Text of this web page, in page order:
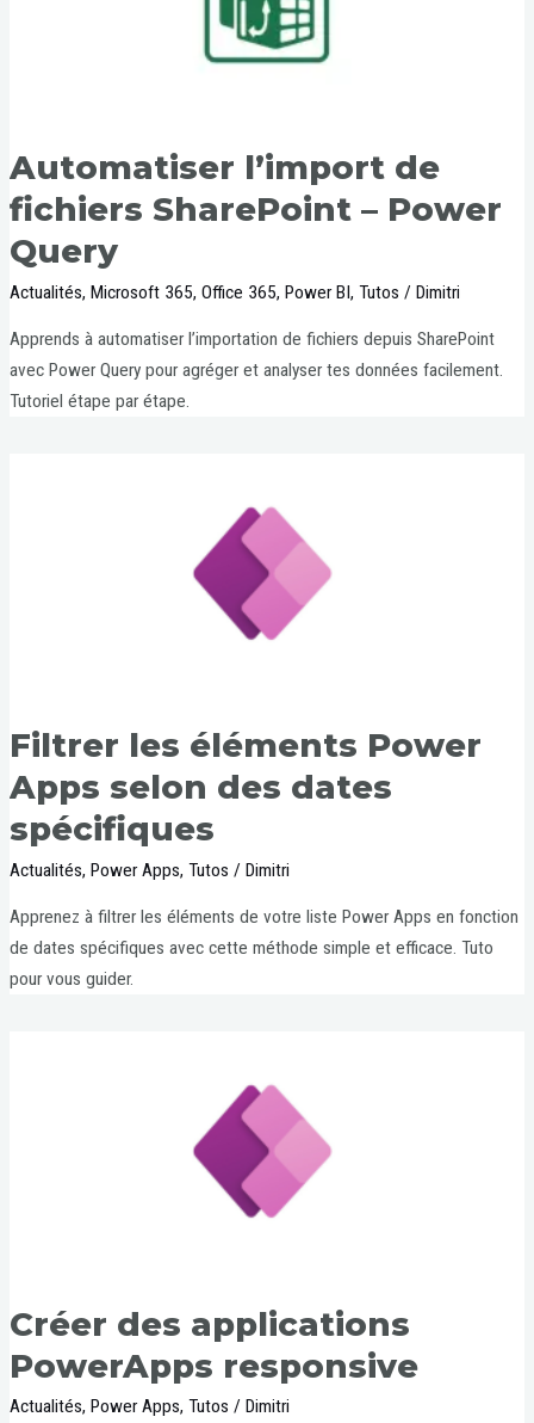
Automatiser l’import de
fichiers SharePoint – Power
Query
Actualités,Microsoft 365,Office 365,Power BI,Tutos /Dimitri
Apprends à automatiser l’importation de fichiers depuis SharePoint
avec Power Query pour agréger et analyser tes données facilement.
Tutoriel étape par étape.
Filtrer les éléments Power
Apps selon des dates
spécifiques
Actualités,Power Apps,Tutos /Dimitri
Apprenez à filtrer les éléments de votre liste Power Apps en fonction
de dates spécifiques avec cette méthode simple et efficace. Tuto
pour vous guider.
Créer des applications
PowerApps responsive
Actualités,Power Apps,Tutos /Dimitri